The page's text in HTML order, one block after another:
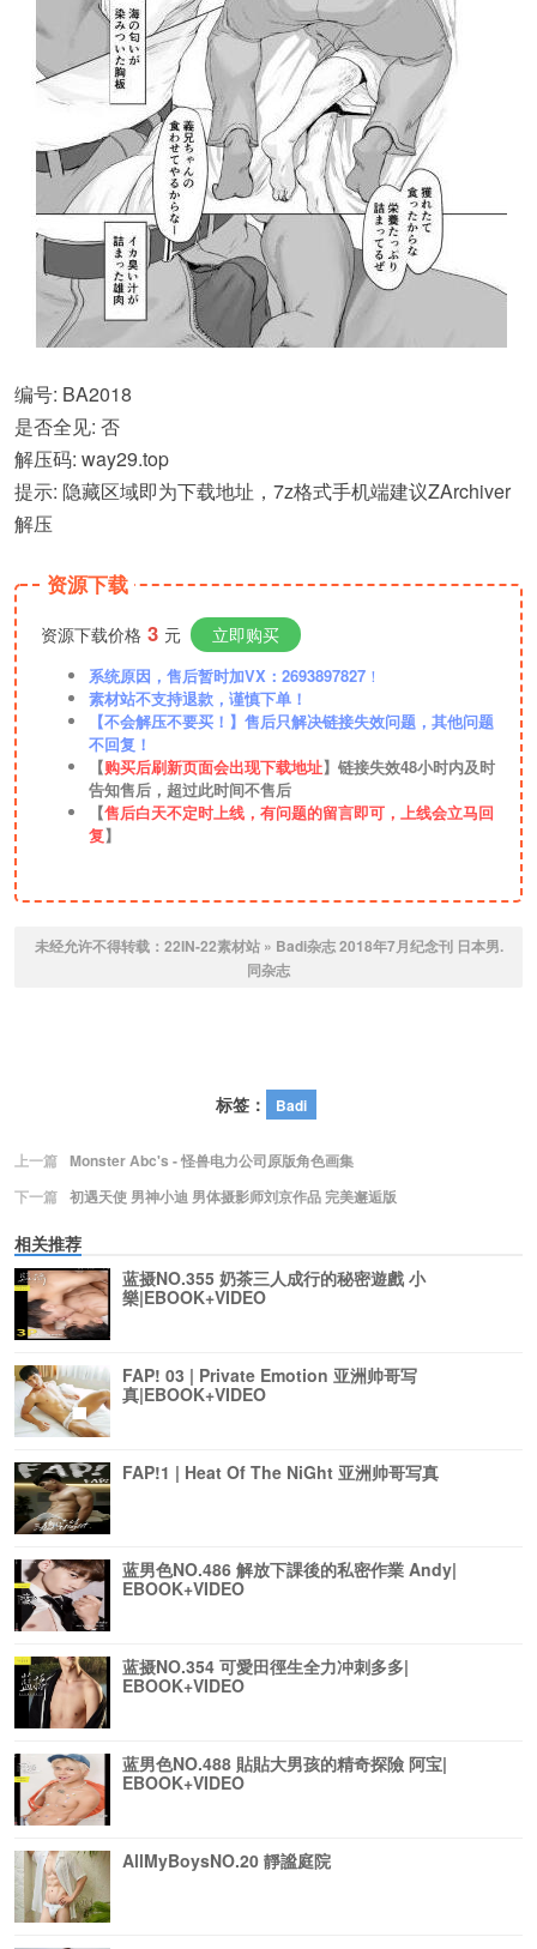
编号: BA2018
是否全见: 否
解压码: way29.top
提示: 隐藏区域即为下载地址，7z格式手机端建议ZArchiver
解压
资源下载
资源下载价格 3 元 立即购买
系统原因，售后暂时加VX：2693897827 ！
素材站不支持退款，谨慎下单！
【不会解压不要买！】售后只解决链接失效问题，其他问题
不回复！
【购买后刷新页面会出现下载地址】链接失效48小时内及时
告知售后，超过此时间不售后
【售后白天不定时上线，有问题的留言即可，上线会立马回
复】
未经允许不得转载： 22IN-22素材站» Badi杂志 2018年7月纪念刊 日本男.
同杂志
标签： Badi
上一篇
Monster Abc's - 怪兽电力公司原版角色画集
下一篇 初遇天使 男神小迪 男体摄影师刘京作品 完美邂逅版
相关推荐
蓝摄NO.355 奶茶三人成行的秘密遊戲 小
樂|EBOOK+VIDEO
FAP! 03 | Private Emotion 亚洲帅哥写
真|EBOOK+VIDEO
FAP!1 | Heat Of The NiGht 亚洲帅哥写真
蓝男色NO.486 解放下課後的私密作業 Andy|
EBOOK+VIDEO
蓝摄NO.354 可愛田徑生全力冲刺多多|
EBOOK+VIDEO
蓝男色NO.488 貼貼大男孩的精奇探險 阿宝|
EBOOK+VIDEO
AllMyBoysNO.20 靜謐庭院